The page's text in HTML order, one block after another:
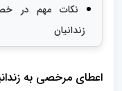
نکات مهم در
زندانیان
اعطای مرخصی به